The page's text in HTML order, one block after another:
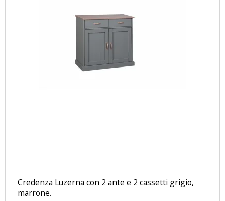
Credenza Luzerna con 2 ante e 2 cassetti grigio,
marrone.